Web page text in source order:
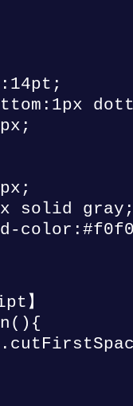
solid gray;
】